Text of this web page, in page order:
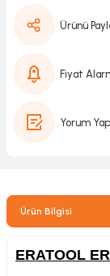
ve Bisiklet
Ürünü
Fiyat
Yorum Yap
Ürün Bilgisi
ERATOOL